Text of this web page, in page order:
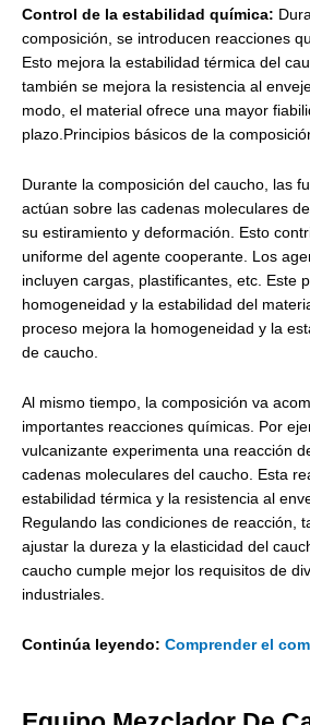
Control de la estabilidad química:
composición, se introducen reacciones
Esto mejora la estabilidad térmica del
también se mejora la resistencia al
modo, el material ofrece una mayor
plazo.Principios básicos de la
Durante la composición del caucho, las
actúan sobre las cadenas moleculares
su estiramiento y deformación. Esto
uniforme del agente cooperante. Los
incluyen cargas, plastificantes, etc. Este
homogeneidad y la estabilidad del
proceso mejora la homogeneidad y la
de caucho.
Al mismo tiempo, la composición va
importantes reacciones químicas. Por
vulcanizante experimenta una reacción
cadenas moleculares del caucho. Esta
estabilidad térmica y la resistencia al
Regulando las condiciones de reacción,
ajustar la dureza y la elasticidad del
caucho cumple mejor los requisitos de
industriales.
Continúa leyendo: Comprender el